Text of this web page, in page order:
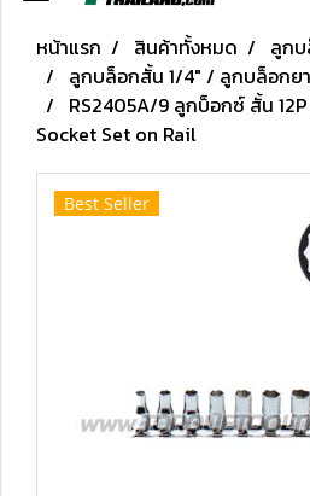
หน้าแรก สินค้าทั้งหมด
ลูก
ลูกบล็อกสั้น 1/4" / ลูกบล็อกย
RS2405A/9 ลูกบ็อกซ์ สั้น
Socket Set on Rail
Best Seller